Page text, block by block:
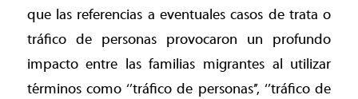
que las referencias a eventuales casos de trata o
tráfico de personas provocaron un profundo
impacto entre las familias migrantes al utilizar
términos como ‘’tráfico de personas’’, ‘’tráfico de